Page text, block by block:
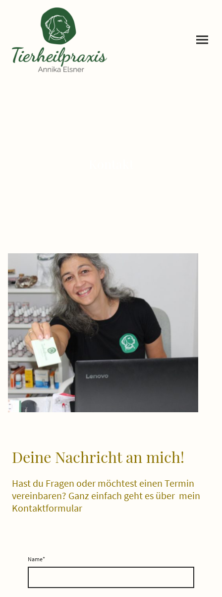
Deine Nachricht an mich!
Hast du Fragen oder möchtest einen Termin
vereinbaren? Ganz einfach geht es über mein
Kontaktformular
Name*